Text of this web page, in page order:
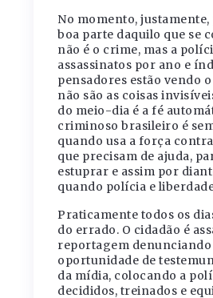
No momento,
boa parte daquilo que se
não é o crime, mas a
assassinatos por ano e
pensadores estão vendo
não são as coisas
do meio-dia é a fé
criminoso brasileiro é
quando usa a força
que precisam de ajuda,
estuprar e assim por
quando polícia e
Praticamente todos os
do errado. O cidadão é
reportagem
oportunidade de
da mídia, colocando a
decididos, treinados e